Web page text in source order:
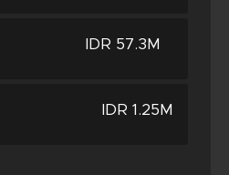
IDR 57.3M
IDR 1.25M